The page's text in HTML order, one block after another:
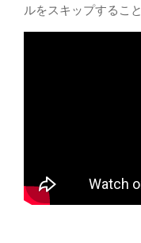
ルをスキップするこ